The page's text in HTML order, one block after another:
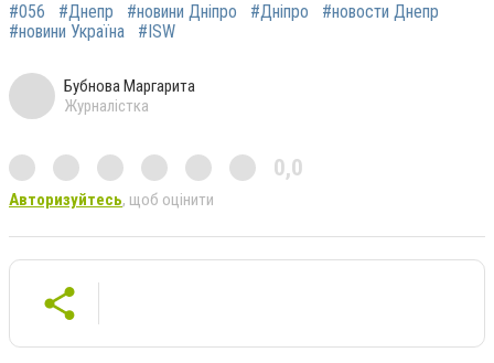
#056 #Днепр #новини Дніпро #Дніпро
#новости Днепр
#новини Україна
#ISW
Бубнова Маргарита
Журналістка
0,0
Авторизуйтесь, щоб оцінити